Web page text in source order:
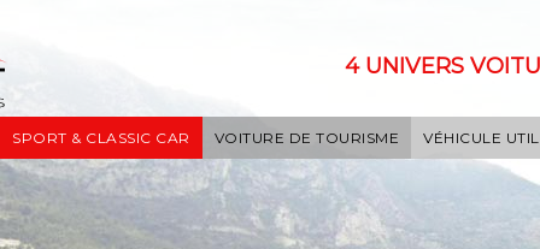
4 UNIVERS
SPORT & CLASSIC CAR VOITURE DE TOURISME VÉHICULE